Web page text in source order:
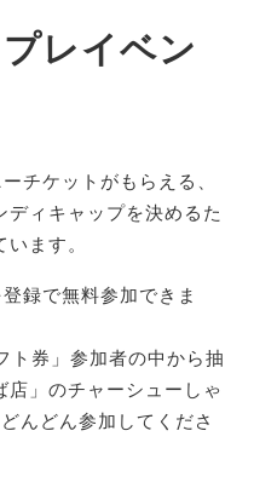
レイベン
チケットがもらえる、
ィキャップを決めるた
ます。
録で無料参加できま
ト券」参加者の中から抽
」のチャーシューしゃ
んどん参加してくださ